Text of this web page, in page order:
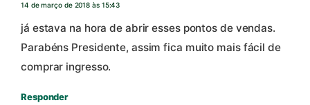
14 de março de 2018 às 15:43
já estava na hora de abrir esses pontos de vendas.
Parabéns Presidente, assim fica muito mais fácil de
comprar ingresso.
Responder